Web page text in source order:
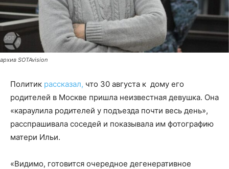
архив SOTAvision
Политик рассказал, что 30 августа к дому его
родителей в Москве пришла неизвестная девушка. Она
«караулила родителей у подъезда почти весь день»,
расспрашивала соседей и показывала им фотографию
матери Ильи.
«Видимо, готовится очередное дегенеративное